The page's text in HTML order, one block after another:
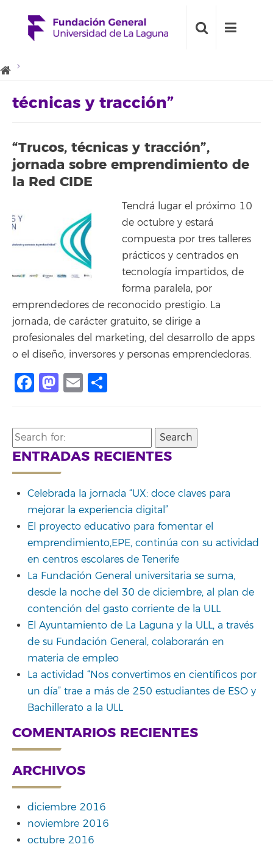
técnicas y tracción”
“Trucos, técnicas y tracción”,
jornada sobre emprendimiento de
la Red CIDE
Tendrá lugar el próximo 10
de octubre y estará
compuesta por tres talleres
prácticos y centrados en
tecnología impartidos, de
forma paralela, por
emprendedores de reconocido prestigio. La
jornada, de carácter gratuito, se dirige a
profesionales del marketing, del desarrollo de apps
o el diseño, inversores y personas emprendedoras.
Facebook
Mastodon
Email
Search
for:
ENTRADAS RECIENTES
Celebrada la jornada “UX: doce claves para
mejorar la experiencia digital”
El proyecto educativo para fomentar el
emprendimiento,EPE, continúa con su actividad
en centros escolares de Tenerife
La Fundación General universitaria se suma,
desde la noche del 30 de diciembre, al plan de
contención del gasto corriente de la ULL
El Ayuntamiento de La Laguna y la ULL, a través
de su Fundación General, colaborarán en
materia de empleo
La actividad “Nos convertimos en científicos por
un día” trae a más de 250 estudiantes de ESO y
Bachillerato a la ULL
COMENTARIOS RECIENTES
ARCHIVOS
diciembre 2016
noviembre 2016
octubre 2016